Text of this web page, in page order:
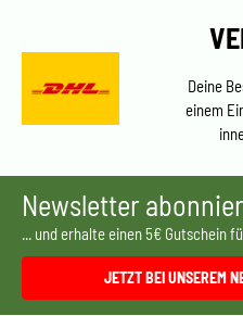
Deine
einem
Newsletter
... und erhalte einen 5€ Gutschein
JETZT BEI UNSEREM